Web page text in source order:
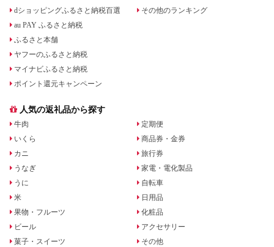
dショッピングふるさと納税百選
au PAY ふるさと納税
ふるさと本舗
ヤフーのふるさと納税
マイナビふるさと納税
ポイント還元キャンペーン
その他のランキング
人気の返礼品から探す
牛肉
いくら
カニ
うなぎ
うに
米
果物・フルーツ
ビール
菓子・スイーツ
定期便
商品券・金券
旅行券
家電・電化製品
自転車
日用品
化粧品
アクセサリー
その他